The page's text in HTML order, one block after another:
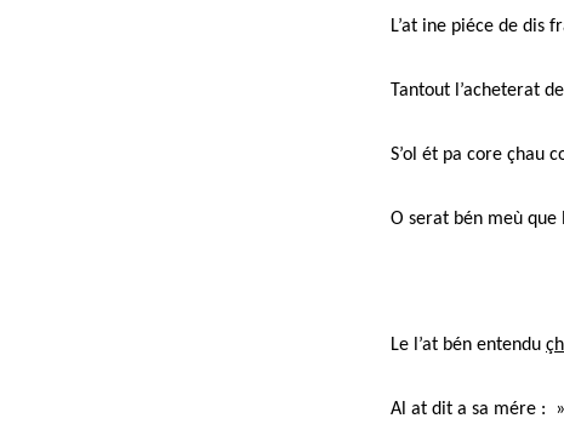
L’at ine piéce de dis
Tantout l’acheterat
S’ol ét pa core çhau
O serat bén meù que
Le l’at bén entendu
Al at dit a sa mére :